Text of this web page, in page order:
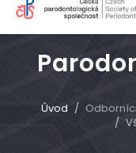
Úvod Odborníci